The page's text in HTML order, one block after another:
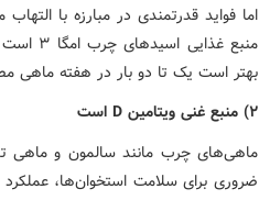
اما فواید قدرتمندی در مبارزه با
منبع
بهتر است یک تا دو بار در هفته ماهی
۲) منبع غنی ویتامین D است